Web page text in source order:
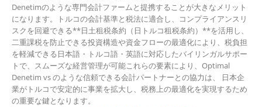
Denetimのような専門会計ファームと提携することが大きなメリット
になります。トルコの会計基準と税法に適合し、コンプライアンスリ
スクを回避できる**日土租税条約（日トルコ租税条約）**を活用し、
二重課税を防止できる投資構造や資金フローの最適化により、税負担
を軽減できる日本語・トルコ語・英語に対応したバイリンガルサポー
トで、スムーズな経営管理が可能これらの要素により、Optimal
Denetim vs のような信頼できる会計パートナーとの協力は、 日本企
業がトルコで安定的に事業を拡大し、税務上の最適化を実現するため
の重要な鍵となります。